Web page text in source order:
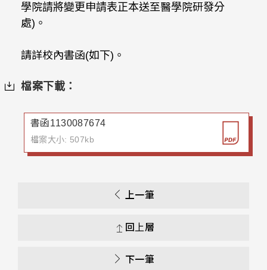
學院請將變更申請表正本送至醫學院研發分
處)。
請詳校內書函(如下)。
檔案下載：
書函1130087674
檔案大小: 507kb
上一筆
回上層
下一筆